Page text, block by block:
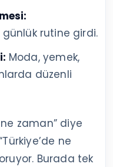
rutine girdi.
Moda, yemek,
düzenli
zaman” diye
ne
Burada tek